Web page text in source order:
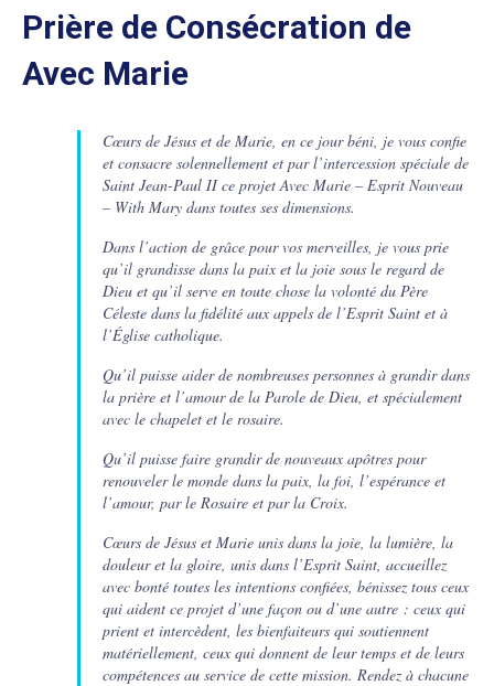
Prière de Consécration de
Avec Marie
Cœurs de Jésus et de Marie, en ce jour béni, je vous confie
et consacre solennellement et par l’intercession spéciale de
Saint Jean-Paul II ce projet Avec Marie – Esprit Nouveau
– With Mary dans toutes ses dimensions.
Dans l’action de grâce pour vos merveilles, je vous prie
qu’il grandisse dans la paix et la joie sous le regard de
Dieu et qu’il serve en toute chose la volonté du Père
Céleste dans la fidélité aux appels de l’Esprit Saint et à
l’Église catholique.
Qu’il puisse aider de nombreuses personnes à grandir dans
la prière et l’amour de la Parole de Dieu, et spécialement
avec le chapelet et le rosaire.
Qu’il puisse faire grandir de nouveaux apôtres pour
renouveler le monde dans la paix, la foi, l’espérance et
l’amour, par le Rosaire et par la Croix.
Cœurs de Jésus et Marie unis dans la joie, la lumière, la
douleur et la gloire, unis dans l’Esprit Saint, accueillez
avec bonté toutes les intentions confiées, bénissez tous ceux
qui aident ce projet d’une façon ou d’une autre : ceux qui
prient et intercèdent, les bienfaiteurs qui soutiennent
matériellement, ceux qui donnent de leur temps et de leurs
compétences au service de cette mission. Rendez à chacune